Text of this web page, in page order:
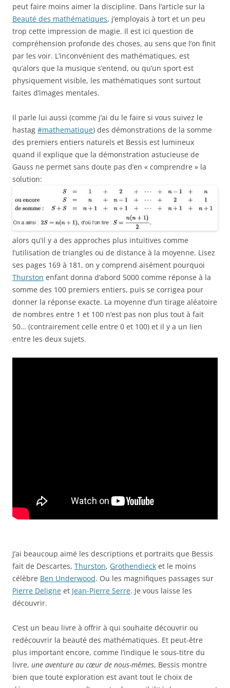
peut faire moins aimer la discipline. Dans l’article sur la
Beauté des mathématiques, j’employais à tort et un peu
trop cette impression de magie. Il est ici question de
compréhension profonde des choses, au sens que l’on finit
par les voir. L’inconvénient des mathématiques, est
qu’alors que la musique s’entend, ou qu’un sport est
physiquement visible, les mathématiques sont surtout
faites d’images mentales.
Il parle lui aussi (comme j’ai du le faire si vous suivez le
hastag #mathematique) des démonstrations de la somme
des premiers entiers naturels et Bessis est lumineux
quand il explique que la démonstration astucieuse de
Gauss ne permet sans doute pas d’en « comprendre » la
solution:
alors qu’il y a des approches plus intuitives comme
l’utilisation de triangles ou de distance à la moyenne. Lisez
ses pages 169 à 181, on y comprend aisément pourquoi
Thurston enfant donna d’abord 5000 comme réponse à la
somme des 100 premiers entiers, puis se corrigea pour
donner la réponse exacte. La moyenne d’un tirage aléatoire
de nombres entre 1 et 100 n’est pas non plus tout à fait
50… (contrairement celle entre 0 et 100) et il y a un lien
entre les deux sujets.
J’ai beaucoup aimé les descriptions et portraits que Bessis
fait de Descartes, Thurston, Grothendieck et le moins
célèbre Ben Underwood. Ou les magnifiques passages sur
Pierre Deligne et Jean-Pierre Serre. Je vous laisse les
découvrir.
C’est un beau livre à offrir à qui souhaite découvrir ou
redécouvrir la beauté des mathématiques. Et peut-être
plus important encore, comme l’indique le sous-titre du
livre, une aventure au cœur de nous-mêmes, Bessis montre
bien que toute exploration est avant tout le choix de